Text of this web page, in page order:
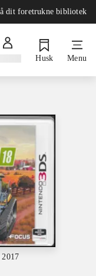
dit foretrukne bibliotek
Husk Menu
2017